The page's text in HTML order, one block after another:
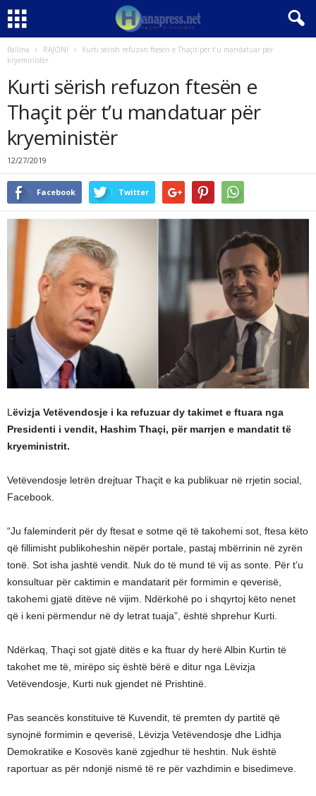
Ballina RAJONI
Kurti sërish refuzon ftesën e Thaçit për t’u mandatuar për
kryeministër
Kurti sërish refuzon ftesën e
Thaçit për t’u mandatuar për
kryeministër
12/27/2019
Facebook Twitter
L ëvizja Vetëvendosje i ka refuzuar dy takimet e ftuara nga
Presidenti i vendit, Hashim Thaçi, për marrjen e mandatit të
kryeministrit.
Vetëvendosje letrën drejtuar Thaçit e ka publikuar në rrjetin social,
Facebook.
“Ju faleminderit për dy ftesat e sotme që të takohemi sot, ftesa këto
që fillimisht publikoheshin nëpër portale, pastaj mbërrinin në zyrën
tonë. Sot isha jashtë vendit. Nuk do të mund të vij as sonte. Për t’u
konsultuar për caktimin e mandatarit për formimin e qeverisë,
takohemi gjatë ditëve në vijim. Ndërkohë po i shqyrtoj këto nenet
që i keni përmendur në dy letrat tuaja”, është shprehur Kurti.
Ndërkaq, Thaçi sot gjatë ditës e ka ftuar dy herë Albin Kurtin të
takohet me të, mirëpo siç është bërë e ditur nga Lëvizja
Vetëvendosje, Kurti nuk gjendet në Prishtinë.
Pas seancës konstituive të Kuvendit, të premten dy partitë që
synojnë formimin e qeverisë, Lëvizja Vetëvendosje dhe Lidhja
Demokratike e Kosovës kanë zgjedhur të heshtin. Nuk është
raportuar as për ndonjë nismë të re për vazhdimin e bisedimeve.